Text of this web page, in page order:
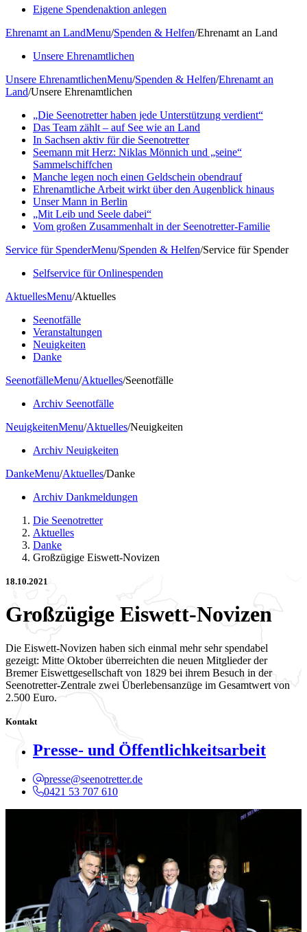
Eigene Spendenaktion anlegen
Ehrenamt an LandMenu/Spenden & Helfen/Ehrenamt an Land
Unsere Ehrenamtlichen
Unsere EhrenamtlichenMenu/Spenden & Helfen/Ehrenamt an
Land/Unsere Ehrenamtlichen
„Die Seenotretter haben jede Unterstützung verdient“
Das Team zählt – auf See wie an Land
In Sachsen aktiv für die Seenotretter
Seemann mit Herz: Niklas Mönnich und „seine“
Sammelschiffchen
Manche legen noch einen Geldschein obendrauf
Ehrenamtliche Arbeit wirkt über den Augenblick hinaus
Unser Mann in Berlin
„Mit Leib und Seele dabei“
Vom großen Zusammenhalt in der Seenotretter-Familie
Service für SpenderMenu/Spenden & Helfen/Service für Spender
Selfservice für Onlinespenden
AktuellesMenu/Aktuelles
Seenotfälle
Veranstaltungen
Neuigkeiten
Danke
SeenotfälleMenu/Aktuelles/Seenotfälle
Archiv Seenotfälle
NeuigkeitenMenu/Aktuelles/Neuigkeiten
Archiv Neuigkeiten
DankeMenu/Aktuelles/Danke
Archiv Dankmeldungen
Die Seenotretter
Aktuelles
Danke
Großzügige Eiswett-Novizen
18.10.2021
Großzügige Eiswett-Novizen
Die Eiswett-Novizen haben sich einmal mehr sehr spendabel
gezeigt: Mitte Oktober überreichten die neuen Mitglieder der
Bremer Eiswettgesellschaft von 1829 bei ihrem Besuch in der
Seenotretter-Zentrale zwei Überlebensanzüge im Gesamtwert von
2.500 Euro.
Kontakt
Presse- und Öffentlichkeitsarbeit
presse@seenotretter.de
0421 53 707 610